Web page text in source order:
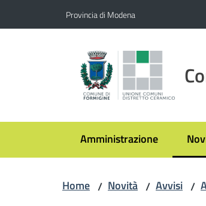
Provincia di Modena
Amministrazione
Home / Novità / Avvisi /